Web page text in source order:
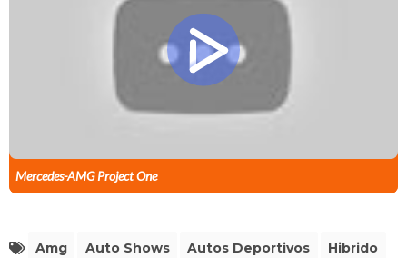
Mercedes-AMG Project One
Amg Auto Shows Autos Deportivos Hibrido